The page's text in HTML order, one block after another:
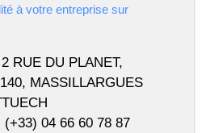
à votre entreprise sur
2 RUE DU PLANET,
MASSILLARGUES
(+33) 04 66 60 78 87